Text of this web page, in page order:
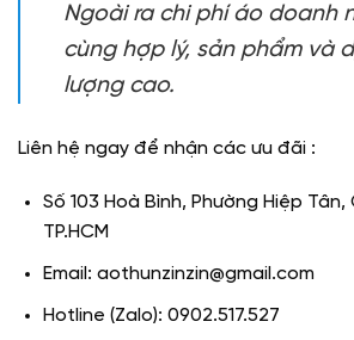
Ngoài ra chi phíáo doanh
cùng hợp lý, sản phẩm và
lượng cao.
Liên hệ ngay để nhận các ưu đãi :
Số 103 Hoà Bình, Phường Hiệp Tân,
TP.HCM
Email: aothunzinzin@gmail.com
Hotline (Zalo): 0902.517.527